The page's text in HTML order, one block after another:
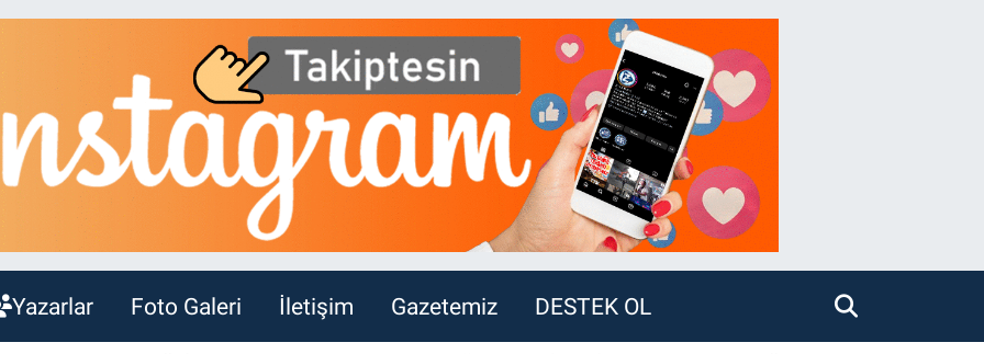
Yazarlar Foto Galeri İletişim Gazetemiz DESTEK OL